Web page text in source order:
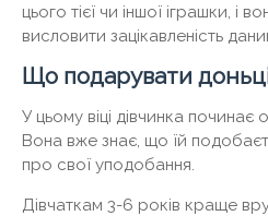
цього тієї чи іншої іграшки, і
висловити зацікавленість
Що подарувати
У цьому віці дівчинка починає
Вона вже знає, що їй
про свої уподобання.
Дівчаткам 3-6 років краще